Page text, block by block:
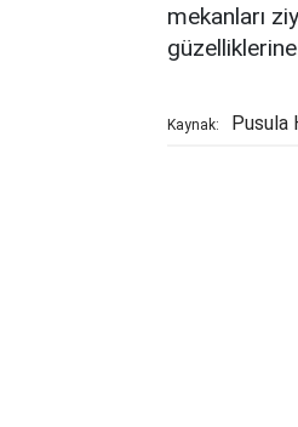
mekanları
Kaynak: Pusula